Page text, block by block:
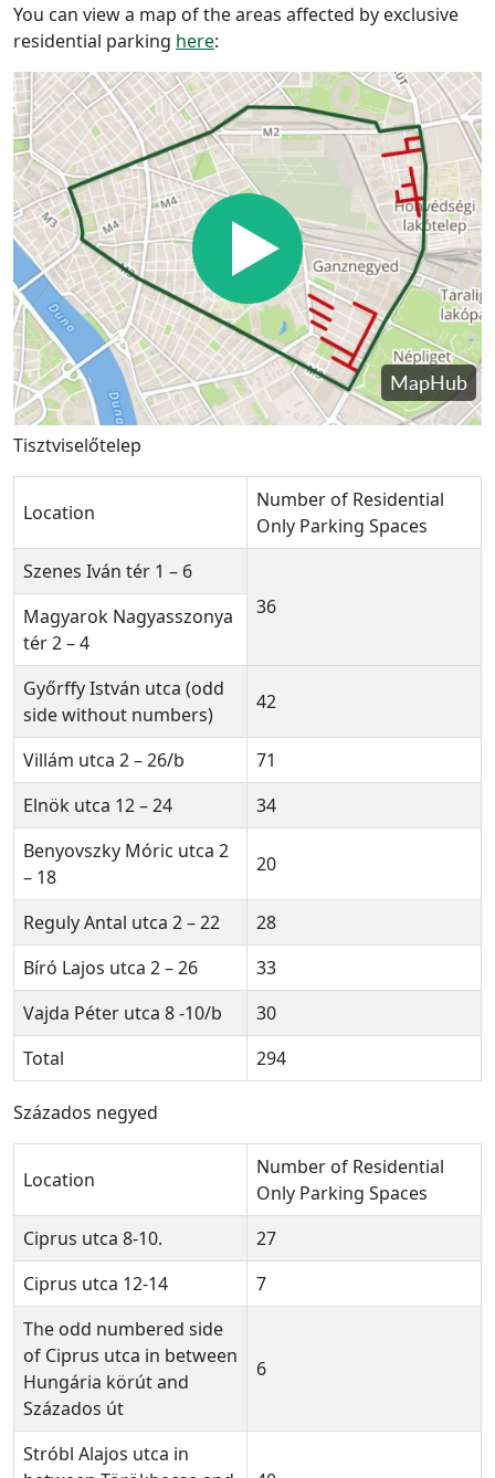
You can view a map of the areas affected by exclusive
residential parking here:
Tisztviselőtelep
Location
Number of Residential
Only Parking Spaces
Szenes Iván tér 1 – 6
36
Magyarok Nagyasszonya
tér 2 – 4
Győrffy István utca (odd
side without numbers)
42
Villám utca 2 – 26/b
71
Elnök utca 12 – 24
34
Benyovszky Móric utca 2
– 18
20
Reguly Antal utca 2 – 22
28
Bíró Lajos utca 2 – 26
33
Vajda Péter utca 8 -10/b
30
Total
294
Százados negyed
Location
Number of Residential
Only Parking Spaces
Ciprus utca 8-10.
27
Ciprus utca 12-14
7
The odd numbered side
of Ciprus utca in between
Hungária körút and
Százados út
6
Stróbl Alajos utca in